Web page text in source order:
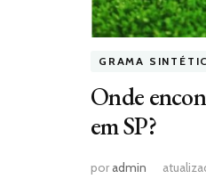
GRAMA
Onde
em SP?
poradmin